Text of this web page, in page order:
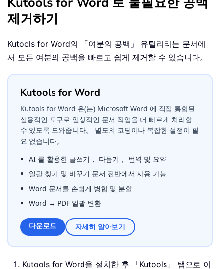
제거하기
Kutools for Word의 「여분의 공백」 유틸리티는 문서에
서 모든 여분의 공백을 빠르고 쉽게 제거할 수 있습니다。
Kutools for Word
Kutools for Word 은(는) Microsoft Word 에 직접 통합된
실용적인 도구로 일상적인 문서 작업을 더 빠르게 처리할
수 있도록 도와줍니다。 별도의 코딩이나 복잡한 설정이 필
요 없습니다。
AI 를 활용한 글쓰기， 다듬기， 번역 및 요약
일괄 찾기 및 바꾸기 문서 전반에서 사용 가능
Word 문서를 손쉽게 병합 및 분할
Word ↔ PDF 일괄 변환
다운로드 자세히 알아보기
Kutools for Word을 설치한 후 「Kutools」 탭으로 이